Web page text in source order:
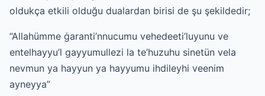
oldukça etkili olduğu dualardan birisi de şu şekildedir;
“Allahümme ġaranti’nnucumu vehedeeti’luyunu ve
entelhayyu’l gayyumullezi la te’huzuhu sinetün vela
nevmun ya hayyun ya hayyumu ihdileyhi veenim
ayneyya”